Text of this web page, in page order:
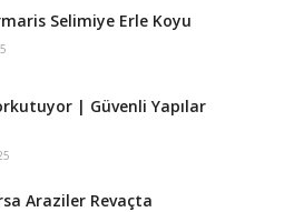
Selimiye Erle Koyu
| Güvenli Yapılar
Araziler Revaçta